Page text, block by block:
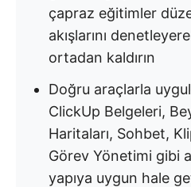
çapraz eğitimler
akışlarını
ortadan kaldırın
Doğru araçlarla
ClickUp Belgeleri,
Haritaları, Sohbet,
Görev Yönetimi gibi
yapıya uygun hale